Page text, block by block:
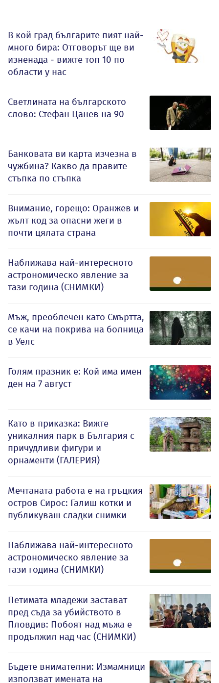
В кой град българите пият най-
много бира: Отговорът ще ви
изненада - вижте топ 10 по
области у нас
Светлината на българското
слово: Стефан Цанев на 90
Банковата ви карта изчезна в
чужбина? Какво да правите
стъпка по стъпка
Внимание, горещо: Оранжев и
жълт код за опасни жеги в
почти цялата страна
Наближава най-интересното
астрономическо явление за
тази година (СНИМКИ)
Мъж, преоблечен като Смъртта,
се качи на покрива на болница
в Уелс
Голям празник е: Кой има имен
ден на 7 август
Като в приказка: Вижте
уникалния парк в България с
причудливи фигури и
орнаменти (ГАЛЕРИЯ)
Мечтаната работа е на гръцкия
остров Сирос: Галиш котки и
публикуваш сладки снимки
Наближава най-интересното
астрономическо явление за
тази година (СНИМКИ)
Петимата младежи застават
пред съда за убийството в
Пловдив: Побоят над мъжа е
продължил над час (СНИМКИ)
Бъдете внимателни: Измамници
използват имената на